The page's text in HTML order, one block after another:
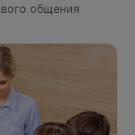
общения